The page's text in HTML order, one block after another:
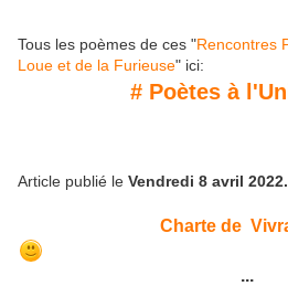
Tous les poèmes de ces "Rencontres
Loue et de la Furieuse" ici:
# Poètes à
Article publié le Vendredi 8 avril
Charte de
...